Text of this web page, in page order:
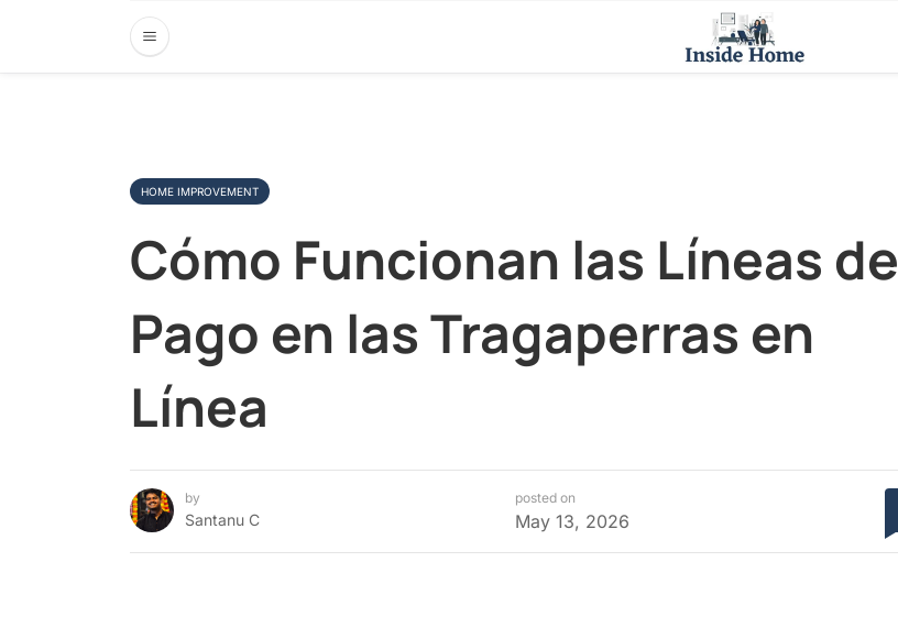
HOME IMPROVEMENT
Cómo Funcionan las Líneas de
Pago en las Tragaperras en
Línea
by
Santanu C
posted on
May 13, 2026